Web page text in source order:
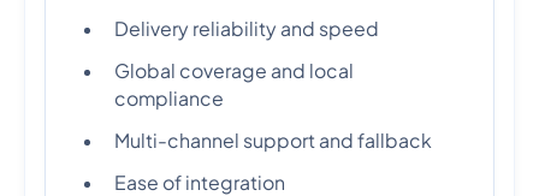
Delivery reliability and speed
Global coverage and local
compliance
Multi-channel support and fallback
Ease of integration